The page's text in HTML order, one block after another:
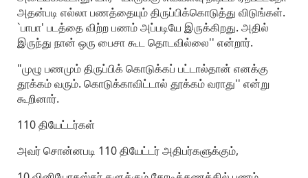
அதன்படி எல்லா பணத்தையும் திருப்பிக்கொடுத்து விடுங்கள்.
`பாபா' படத்தை விற்ற பணம் அப்படியே இருக்கிறது. அதில்
இருந்து நான் ஒரு பைசா கூட தொடவில்லை'' என்றார்.
"முழு பணமும் திருப்பிக் கொடுக்கப் பட்டால்தான் எனக்கு
தூக்கம் வரும். கொடுக்காவிட்டால் தூக்கம் வராது'' என்று
கூறினார்.
110 தியேட்டர்கள்
அவர் சொன்னபடி 110 தியேட்டர் அதிபர்களுக்கும்,